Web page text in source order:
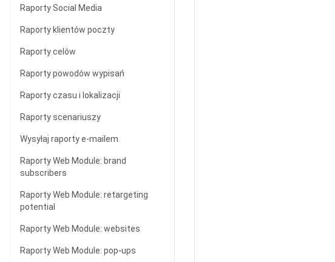
Raporty Social Media
Raporty klientów poczty
Raporty celów
Raporty powodów wypisań
Raporty czasu i lokalizacji
Raporty scenariuszy
Wysyłaj raporty e-mailem
Raporty Web Module: brand
subscribers
Raporty Web Module: retargeting
potential
Raporty Web Module: websites
Raporty Web Module: pop-ups